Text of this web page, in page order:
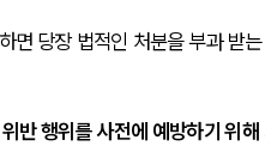
면 당장 법적인 처분을 부과 받
반 행위를 사전에 예방하기 위